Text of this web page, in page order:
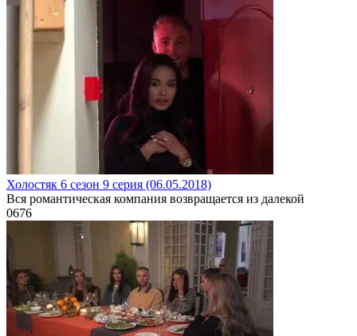
Холостяк 6 сезон 9 серия (06.05.2018)
Вся романтическая компания возвращается из далекой
0676